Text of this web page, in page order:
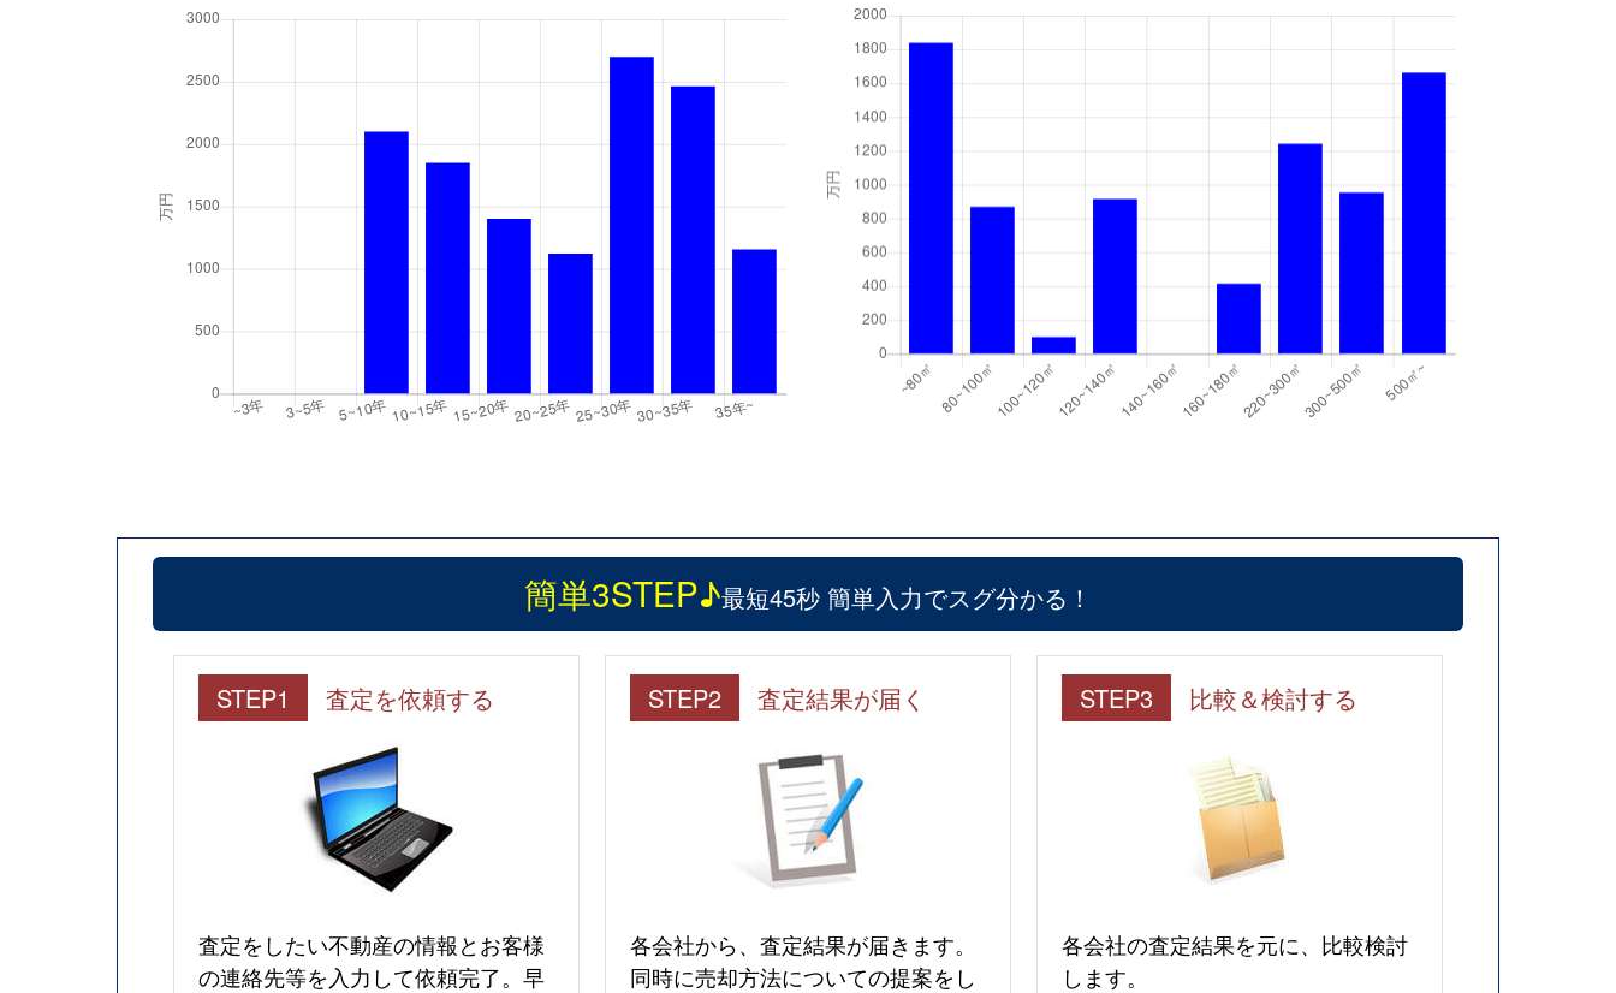
簡単3STEP♪最短45秒 簡単入力でスグ分かる！
STEP1 査定を依頼する
査定をしたい不動産の情報とお客様
の連絡先等を入力して依頼完了。早
STEP2 査定結果が届く
各会社から、査定結果が届きます。
同時に売却方法についての提案をし
STEP3 比較＆検討する
各会社の査定結果を元に、比較検討
します。